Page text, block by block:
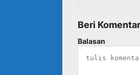
Beri Komentar
Balasan